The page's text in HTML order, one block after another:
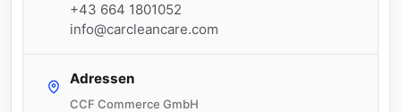
+43 664 1801052
info@carcleancare.com
Adressen
CCF Commerce GmbH